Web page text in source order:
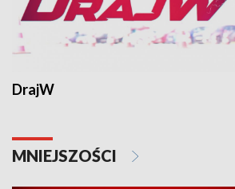
DrajW
MNIEJSZOŚCI